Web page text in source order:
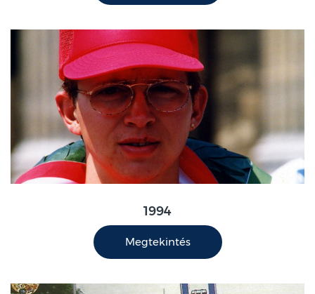
1994
Megtekintés